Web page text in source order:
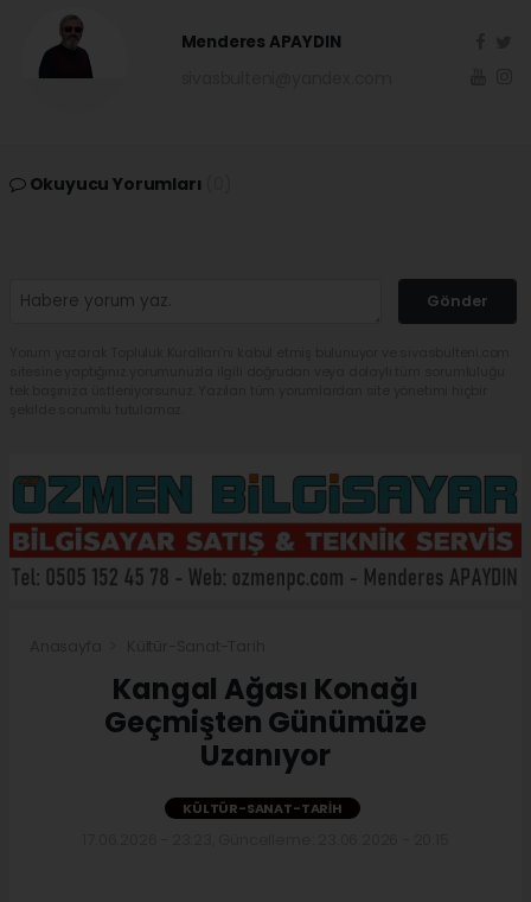
Menderes APAYDIN
Okuyucu Yorumları
Gönder
Kangal Ağası Konağı
Geçmişten Günümüze
Uzanıyor
KÜLTÜR-SANAT-TARIH